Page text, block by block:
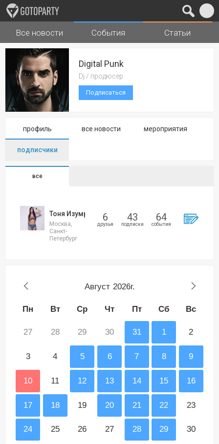
Города Музыка
Все новости События Статьи
Digital Punk
Dj / продюсер
Подписаться
профиль все новости мероприятия
подписчики
все
6
друзья
43
подписки
64
события
Тоня Изумрудова
Москва,
Санкт-
Петербург
Август 2026г.
Пн Вт Ср Чт Пт Сб Вс
27 28 29 30 31 1 2
3 4 5 6 7 8 9
10 11 12 13 14 15 16
17 18 19 20 21 22 23
24 25 26 27 28 29 30